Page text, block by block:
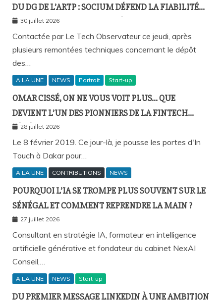
DU DG DE L’ARTP : SOCIUM DÉFEND LA FIABILITÉ
DE SA PLATEFORME MALGRÉ PLUSIEURS
REMONTÉES TECHNIQUES
30 juillet 2026
Contactée par Le Tech Observateur ce jeudi, après
plusieurs remontées techniques concernant le dépôt
des…
A LA UNE NEWS Portrait Start-up
OMAR CISSÉ, ON NE VOUS VOIT PLUS… QUE
DEVIENT L’UN DES PIONNIERS DE LA FINTECH
SÉNÉGALAISE ?
28 juillet 2026
Le 8 février 2019. Ce jour-là, je pousse les portes d'In
Touch à Dakar pour…
A LA UNE CONTRIBUTIONS NEWS
POURQUOI L’IA SE TROMPE PLUS SOUVENT SUR LE
SÉNÉGAL ET COMMENT REPRENDRE LA MAIN ?
27 juillet 2026
Consultant en stratégie IA, formateur en intelligence
artificielle générative et fondateur du cabinet NexAI
Conseil,…
A LA UNE NEWS Start-up
DU PREMIER MESSAGE LINKEDIN À UNE AMBITION